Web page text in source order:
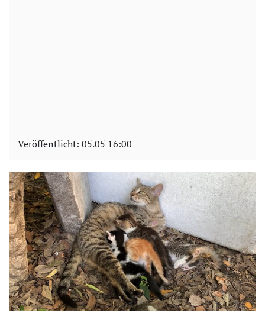
Veröffentlicht: 05.05 16:00